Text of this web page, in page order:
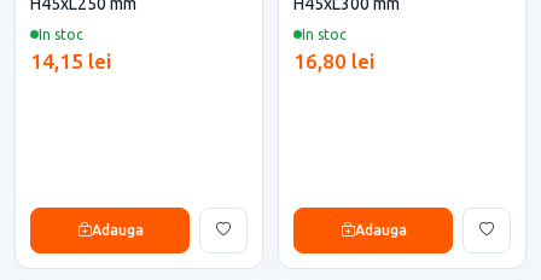
In stoc
14,15 lei
Adauga
In stoc
16,80 lei
Adauga